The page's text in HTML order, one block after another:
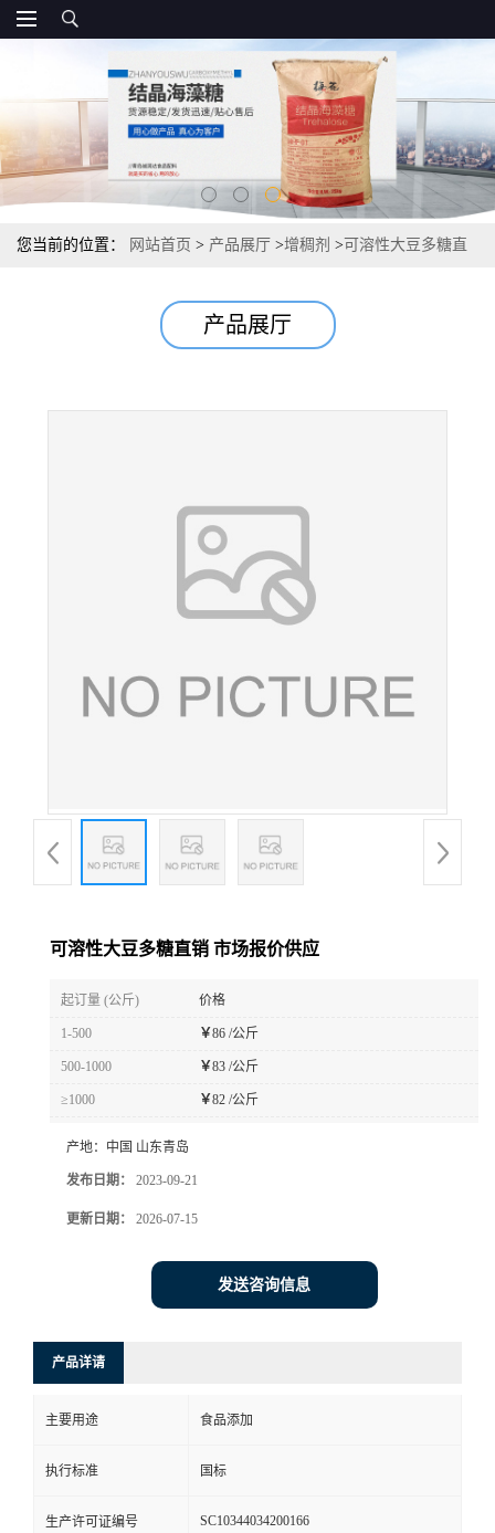
您当前的位置： 网站首页 > 产品展厅 >增稠剂 > 可溶性大豆多糖直
产品展厅
可溶性大豆多糖直销 市场报价供应
起订量 (公斤) 价格
1-500 ￥86 /公斤
500-1000 ￥83 /公斤
≥1000 ￥82 /公斤
产地： 中国 山东青岛
发布日期： 2023-09-21
更新日期： 2026-07-15
发送咨询信息
产品详请
主要用途 食品添加
执行标准 国标
生产许可证编号 SC10344034200166